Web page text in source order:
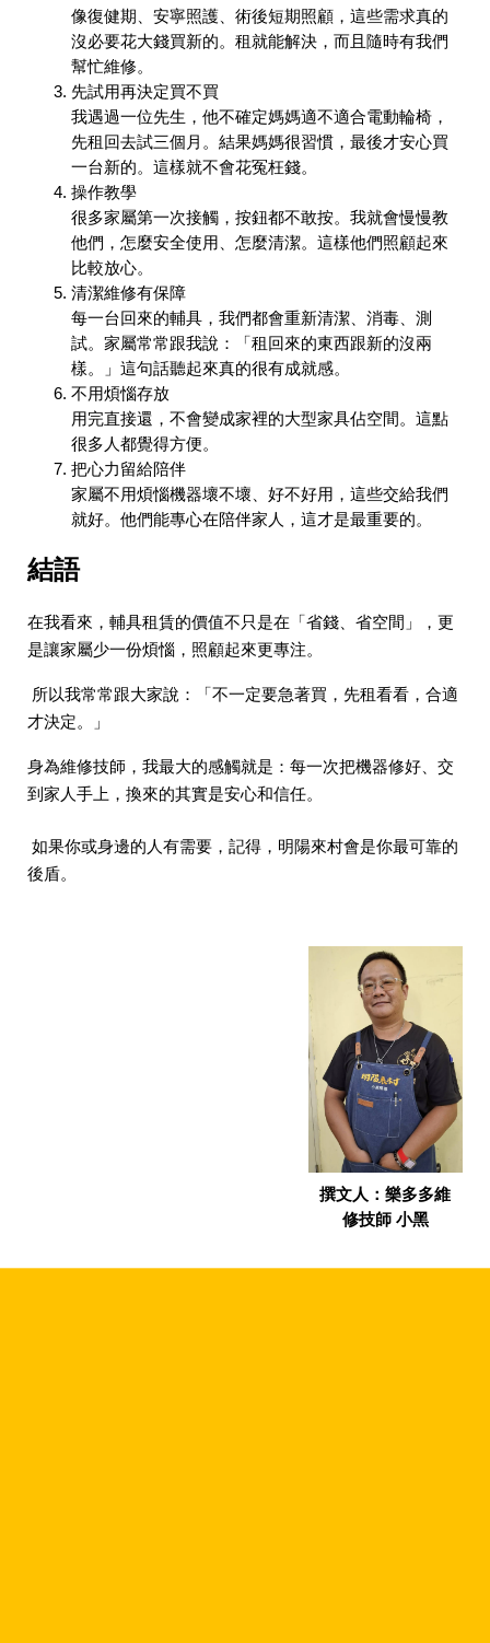
像復健期、安寧照護、術後短期照顧，這些需求真的
沒必要花大錢買新的。租就能解決，而且隨時有我們
幫忙維修。
先試用再決定買不買
我遇過一位先生，他不確定媽媽適不適合電動輪椅，
先租回去試三個月。結果媽媽很習慣，最後才安心買
一台新的。這樣就不會花冤枉錢。
操作教學
很多家屬第一次接觸，按鈕都不敢按。我就會慢慢教
他們，怎麼安全使用、怎麼清潔。這樣他們照顧起來
比較放心。
清潔維修有保障
每一台回來的輔具，我們都會重新清潔、消毒、測
試。家屬常常跟我說：「租回來的東西跟新的沒兩
樣。」這句話聽起來真的很有成就感。
不用煩惱存放
用完直接還，不會變成家裡的大型家具佔空間。這點
很多人都覺得方便。
把心力留給陪伴
家屬不用煩惱機器壞不壞、好不好用，這些交給我們
就好。他們能專心在陪伴家人，這才是最重要的。
結語
在我看來，輔具租賃的價值不只是在「省錢、省空間」，更
是讓家屬少一份煩惱，照顧起來更專注。
所以我常常跟大家說：「不一定要急著買，先租看看，合適
才決定。」
身為維修技師，我最大的感觸就是：每一次把機器修好、交
到家人手上，換來的其實是安心和信任。
如果你或身邊的人有需要，記得，明陽來村會是你最可靠的
後盾。
撰文人：樂多多維
修技師 小黑